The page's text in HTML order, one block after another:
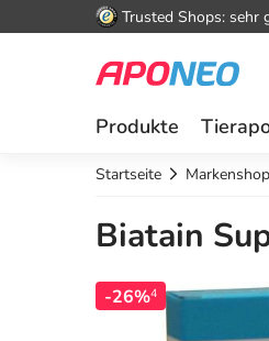
Trusted Shops: sehr
Produkte
Startseite
Biatain
-26%4